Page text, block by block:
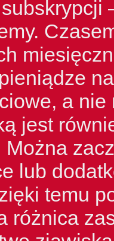
a nie
jest
lub
temu
różnica